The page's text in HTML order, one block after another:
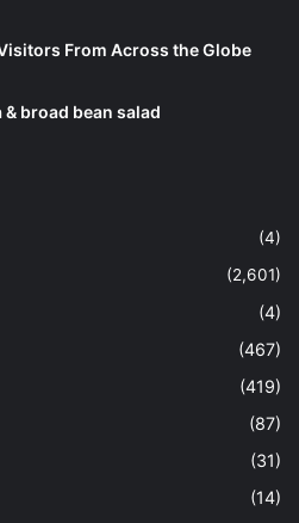
From Across the Globe
broad bean salad
(4)
(2,601)
(4)
(467)
(419)
(87)
(31)
(14)